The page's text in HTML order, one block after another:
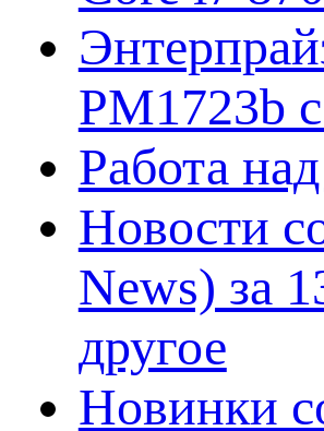
PM1723b
Работа
Новости
News) за
другое
Новинки